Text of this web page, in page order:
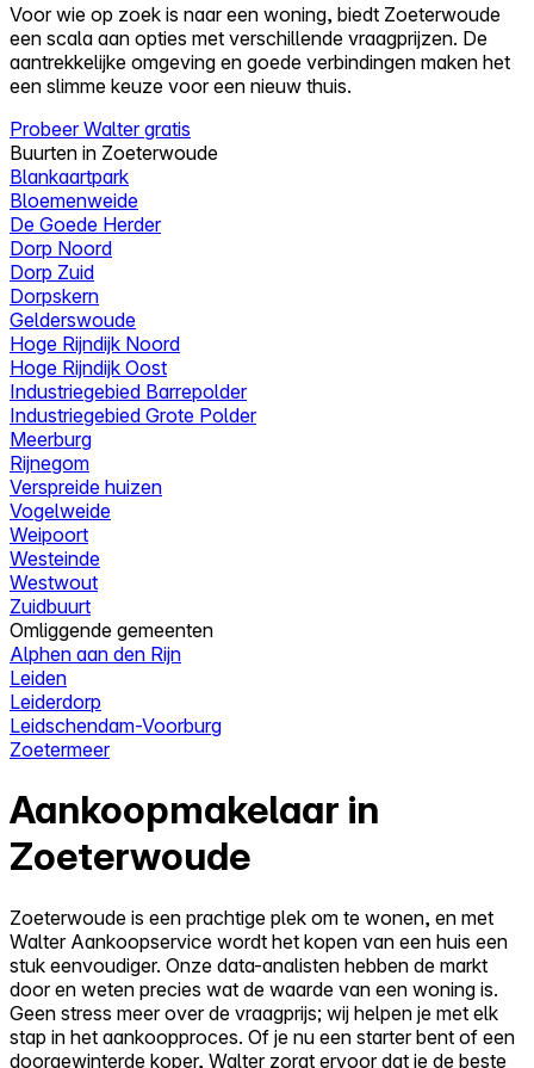
Voor wie op zoek is naar een woning, biedt Zoeterwoude
een scala aan opties met verschillende vraagprijzen. De
aantrekkelijke omgeving en goede verbindingen maken het
een slimme keuze voor een nieuw thuis.
Probeer Walter gratis
Buurten in Zoeterwoude
Blankaartpark
Bloemenweide
De Goede Herder
Dorp Noord
Dorp Zuid
Dorpskern
Gelderswoude
Hoge Rijndijk Noord
Hoge Rijndijk Oost
Industriegebied Barrepolder
Industriegebied Grote Polder
Meerburg
Rijnegom
Verspreide huizen
Vogelweide
Weipoort
Westeinde
Westwout
Zuidbuurt
Omliggende gemeenten
Alphen aan den Rijn
Leiden
Leiderdorp
Leidschendam-Voorburg
Zoetermeer
Aankoopmakelaar in
Zoeterwoude
Zoeterwoude is een prachtige plek om te wonen, en met
Walter Aankoopservice wordt het kopen van een huis een
stuk eenvoudiger. Onze data-analisten hebben de markt
door en weten precies wat de waarde van een woning is.
Geen stress meer over de vraagprijs; wij helpen je met elk
stap in het aankoopproces. Of je nu een starter bent of een
doorgewinterde koper, Walter zorgt ervoor dat je de beste